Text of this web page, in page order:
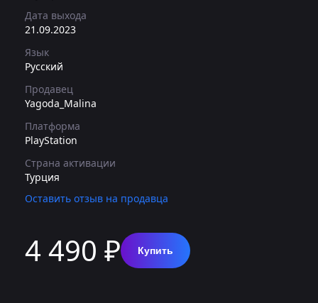
Дата выхода
21.09.2023
Язык
Русский
Продавец
Yagoda_Malina
Платформа
PlayStation
Страна активации
Турция
Оставить отзыв на продавца
4 490 ₽ Купить